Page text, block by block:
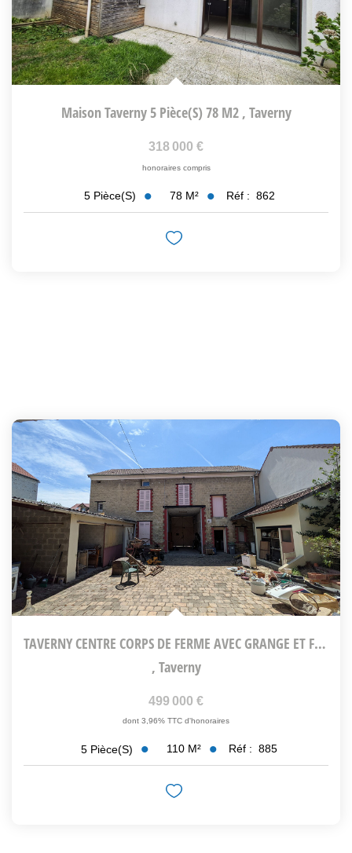
Maison Taverny 5 Pièce(s) 78 M2 , Taverny
318 000 €
honoraires compris
5 Pièce(s) 78 M² Réf : 862
TAVERNY CENTRE CORPS DE FERME AVEC GRANGE ET FORT POTENTIEL...
, Taverny
499 000 €
dont 3,96% TTC d'honoraires
5 Pièce(s) 110 M² Réf : 885